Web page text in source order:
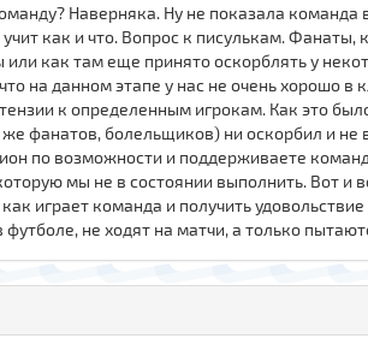
Наверняка. Ну не показала команда
учит как и что. Вопрос к писулькам.
как там еще принято оскорблять у
на данном этапе у нас не очень хорошо
к определенным игрокам. Как это
фанатов, болельщиков) ни оскорбил и
по возможности и поддерживаете
мы не в состоянии выполнить. Вот и
играет команда и получить
не ходят на матчи, а только